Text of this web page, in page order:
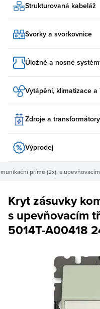
Strukturovaná kabeláž
Svorky a svorkovnice
Úložné a nosné
Vytápění, klimatizace a
Zdroje a transformátory
Výprodej
přímé (2x), s
Kryt zásuvky
s upevňovacím
5014T-A00418